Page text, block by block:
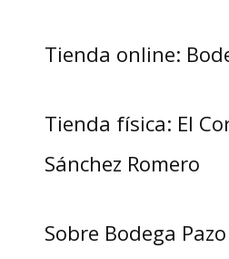
Tienda online:
Tienda física: El
Sánchez Romero
Sobre Bodega